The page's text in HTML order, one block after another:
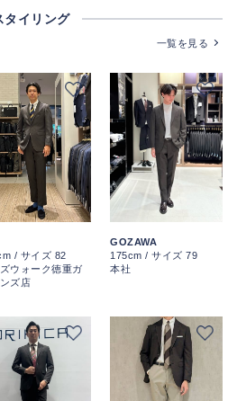
タイリング
一覧を見る
/ サイズ 82
ウォーク徳重ガ
ズ店
GOZAWA
175cm / サイズ 79
本社